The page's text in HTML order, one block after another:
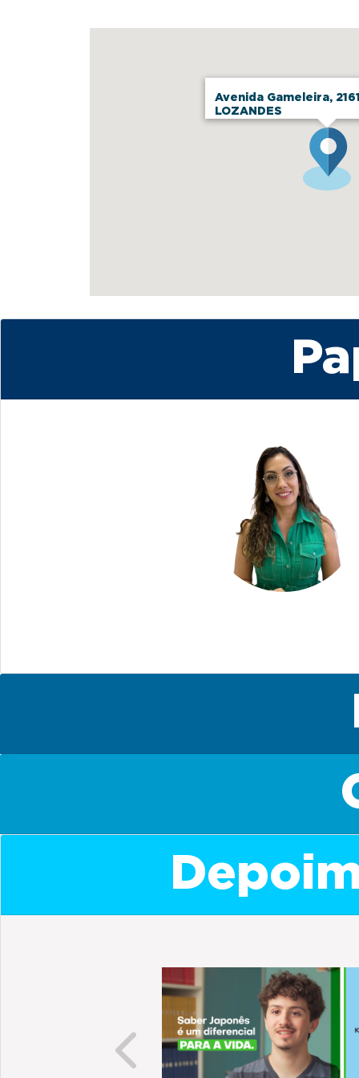
Avenida Gameleira,
LOZANDES
Previous